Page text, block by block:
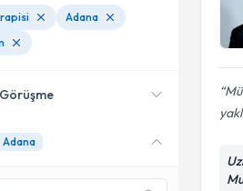
Adana
sunan
Adana